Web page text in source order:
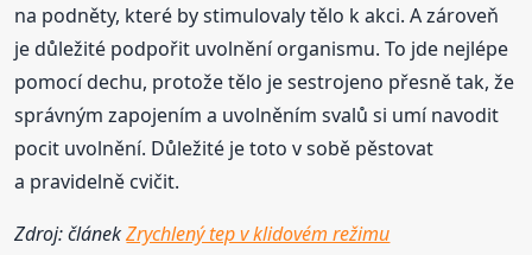
na podněty, které by stimulovaly tělo k akci. A zároveň
je důležité podpořit uvolnění organismu. To jde nejlépe
pomocí dechu, protože tělo je sestrojeno přesně tak, že
správným zapojením a uvolněním svalů si umí navodit
pocit uvolnění. Důležité je toto v sobě pěstovat
a pravidelně cvičit.
Zdroj: článekZrychlený tep v klidovém režimu